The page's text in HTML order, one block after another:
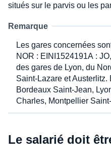
situés sur le parvis ou les
Remarque
Les gares concernées
NOR : EINI1524191A :
des gares de Lyon, du
Saint-Lazare et Austerlitz.
Bordeaux Saint-Jean,
Charles, Montpellier
Le salarié doit